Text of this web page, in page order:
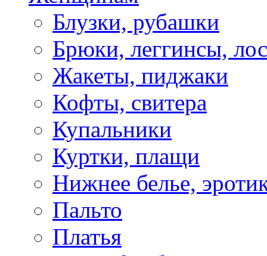
Блузки, рубашки
Брюки, леггинсы,
Жакеты, пиджаки
Кофты, свитера
Купальники
Куртки, плащи
Нижнее белье,
Пальто
Платья